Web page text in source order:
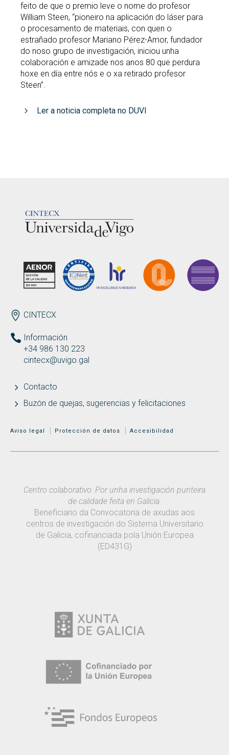
feito de que o premio leve o nome do profesor
William Steen, “pioneiro na aplicación do láser para
o procesamento de materiais, con quen o
estrañado profesor Mariano Pérez-Amor, fundador
do noso grupo de investigación, iniciou unha
colaboración e amizade nos anos 80 que perdura
hoxe en día entre nós e o xa retirado profesor
Steen”.
Ler a noticia completa no DUVI
ENDEREZO ES
CINTECX
Información
+34 986 130 223
cintecx@uvigo.gal
Contacto
Buzón de quejas, sugerencias y felicitaciones
MENÚ ADICIONAL
Aviso legal Protección de datos Accesibilidad
Centro colaborativo: Por unha investigación punteira
de calidade feita en Galicia.
Beneficiario da Convocatoria de axudas aos
centros de investigación do Sistema Universitario
de Galicia, cofinanciada pola Unión Europea
(ED431G)